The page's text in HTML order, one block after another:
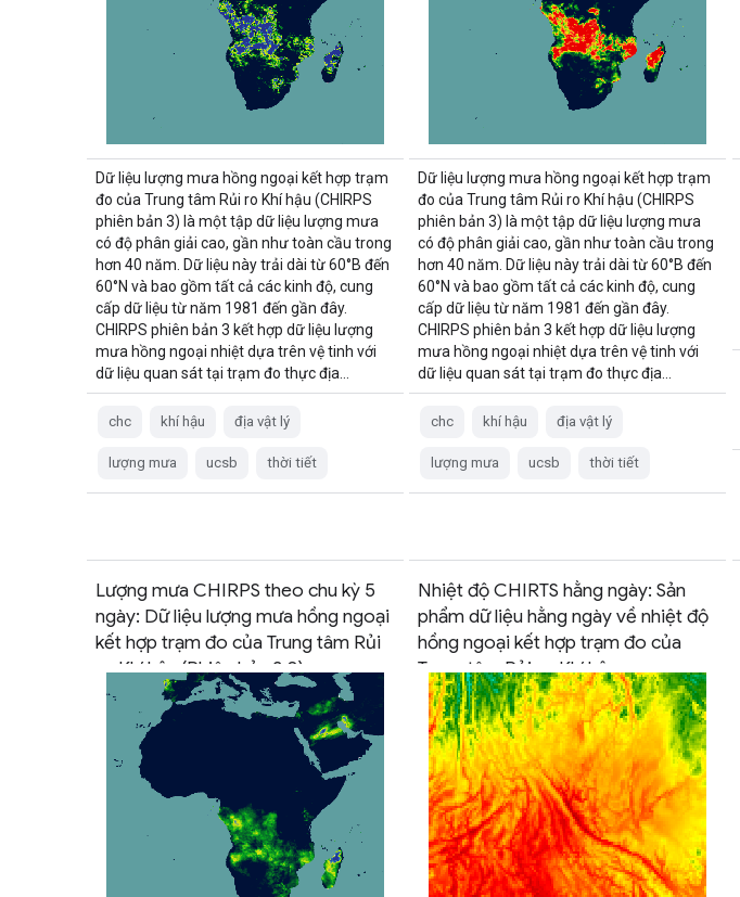
Dữ liệu lượng mưa hồng ngoại kết hợp trạm
đo của Trung tâm Rủi ro Khí hậu (CHIRPS
phiên bản 3) là một tập dữ liệu lượng mưa
có độ phân giải cao, gần như toàn cầu trong
hơn 40 năm. Dữ liệu này trải dài từ 60°B đến
60°N và bao gồm tất cả các kinh độ, cung
cấp dữ liệu từ năm 1981 đến gần đây.
CHIRPS phiên bản 3 kết hợp dữ liệu lượng
mưa hồng ngoại nhiệt dựa trên vệ tinh với
dữ liệu quan sát tại trạm đo thực địa…
chc khí hậu địa vật lý
lượng mưa ucsb thời tiết
Dữ liệu lượng mưa hồng ngoại kết hợp trạm
đo của Trung tâm Rủi ro Khí hậu (CHIRPS
phiên bản 3) là một tập dữ liệu lượng mưa
có độ phân giải cao, gần như toàn cầu trong
hơn 40 năm. Dữ liệu này trải dài từ 60°B đến
60°N và bao gồm tất cả các kinh độ, cung
cấp dữ liệu từ năm 1981 đến gần đây.
CHIRPS phiên bản 3 kết hợp dữ liệu lượng
mưa hồng ngoại nhiệt dựa trên vệ tinh với
dữ liệu quan sát tại trạm đo thực địa…
chc khí hậu địa vật lý
lượng mưa ucsb thời tiết
Lượng mưa CHIRPS theo chu kỳ 5
ngày: Dữ liệu lượng mưa hồng ngoại
kết hợp trạm đo của Trung tâm Rủi
ro Khí hậu (Phiên bản 3.0)
Nhiệt độ CHIRTS hằng ngày: Sản
phẩm dữ liệu hằng ngày về nhiệt độ
hồng ngoại kết hợp trạm đo của
Trung tâm Rủi ro Khí hậu